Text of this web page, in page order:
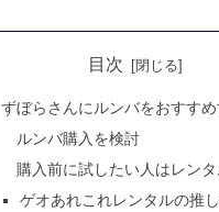
目次
ずぼらさんにルンバをおすす
ルンバ購入を検討
購入前に試したい人はレンタ
ゲオあれこれレンタルの推